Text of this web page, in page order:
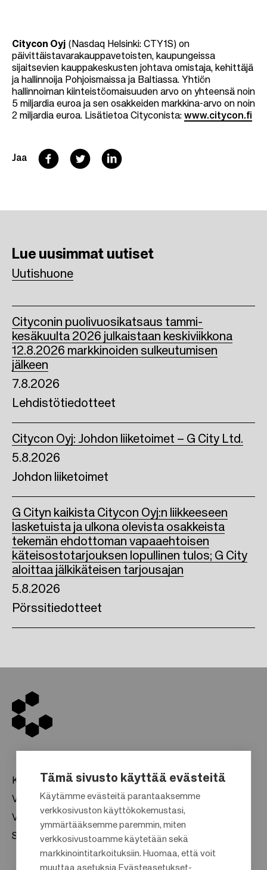
Citycon Oyj (Nasdaq Helsinki: CTY1S) on
päivittäistavarakauppavetoisten, kaupungeissa
sijaitsevien kauppakeskusten johtava omistaja, kehittäjä
ja hallinnoija Pohjoismaissa ja Baltiassa. Yhtiön
hallinnoiman kiinteistöomaisuuden arvo on yhteensä noin
5 miljardia euroa ja sen osakkeiden markkina-arvo on noin
2 miljardia euroa. Lisätietoa Cityconista: www.citycon.fi
Jaa F
o
o
T
e
r
L
d
Lue uusimmat uutiset
Uutishuone
7.8.2026
Lehdistötiedotteet
Cityconin puolivuosikatsaus tammi-
kesäkuulta 2026 julkaistaan keskiviikkona
12.8.2026 markkinoiden sulkeutumisen
jälkeen
5.8.2026
Johdon liiketoimet
Citycon Oyj: Johdon liiketoimet – G City Ltd.
5.8.2026
Pörssitiedotteet
G Cityn kaikista Citycon Oyj:n liikkeeseen
lasketuista ja ulkona olevista osakkeista
tekemän ehdottoman vapaaehtoisen
käteisostotarjouksen lopullinen tulos; G City
aloittaa jälkikäteisen tarjousajan
o
Kauppakeskukset
Vuokraus
Vastuullisuus
Sijoittajat
Tämä sivusto käyttää evästeitä
Käytämme evästeitä parantaaksemme
verkkosivuston käyttökokemustasi,
ymmärtääksemme paremmin, miten
verkkosivustoamme käytetään sekä
markkinointitarkoituksiin. Huomaa, että voit
muuttaa asetuksia Evästeasetukset-